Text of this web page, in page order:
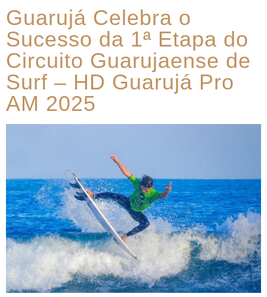
Guarujá Celebra o
Sucesso da 1ª Etapa do
Circuito Guarujaense de
Surf – HD Guarujá Pro
AM 2025